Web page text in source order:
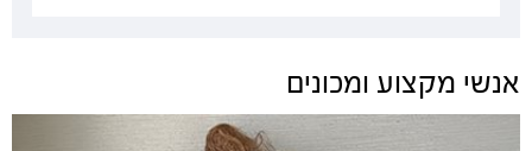
אנשי מקצוע ומכונים